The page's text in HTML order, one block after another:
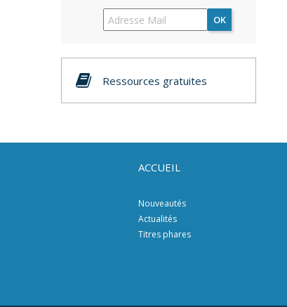
OK
Ressources gratuites
ACCUEIL
Nouveautés
Actualités
Titres phares